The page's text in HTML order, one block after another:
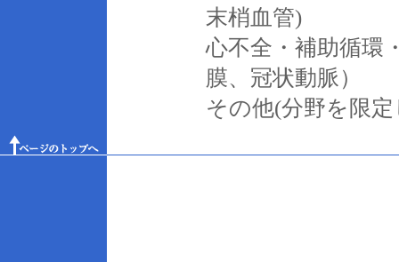
末梢血管)
心不全・補助循環
膜、冠状動脈）
その他(分野を限